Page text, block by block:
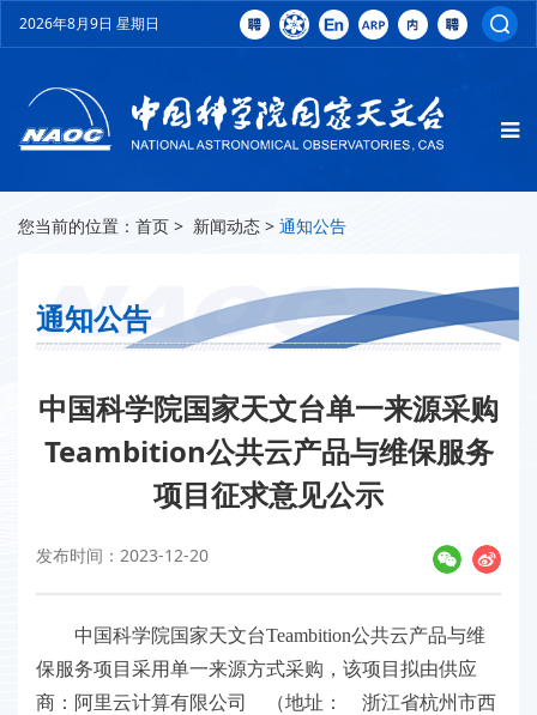
2026年8月9日 星期日
您当前的位置： 首页 > 新闻动态 > 通知公告
通知公告
中国科学院国家天文台单一来源采购
Teambition公共云产品与维保服务
项目征求意见公示
发布时间：2023-12-20
中国科学院国家天文台Teambition公共云产品与维
保服务项目采用单一来源方式采购，该项目拟由供应
商：阿里云计算有限公司 （地址： 浙江省杭州市西